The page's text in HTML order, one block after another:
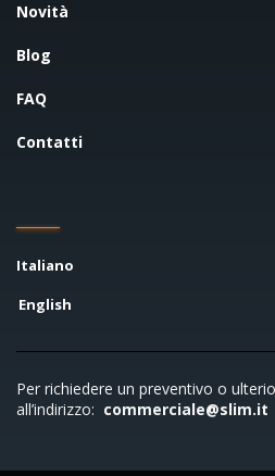
Novità
Blog
FAQ
Contatti
Italiano
English
Per richiedere un preventivo o
all’indirizzo: commerciale@slim.it